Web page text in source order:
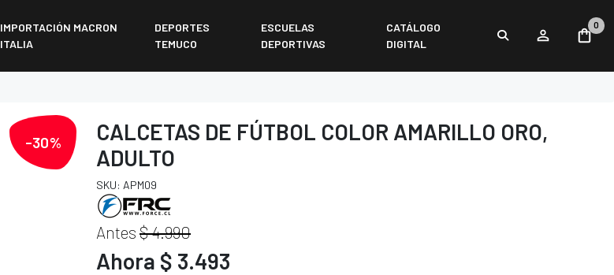
IMPORTACIÓN MACRON
ITALIA
DEPORTES
TEMUCO
ESCUELAS
DEPORTIVAS
CATÁLOGO
DIGITAL
0
-30%
CALCETAS DE FÚTBOL COLOR AMARILLO ORO,
ADULTO
SKU: APM09
Antes $ 4.990
Ahora $ 3.493